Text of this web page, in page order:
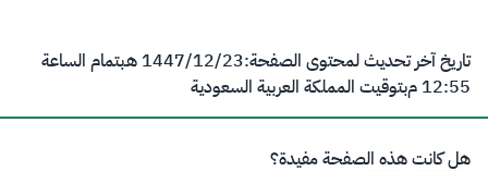
تاريخ آخر تحديث لمحتوى الصفحة:23‏/12‏/1447 هـ
بتمام الساعة
12:55 م
بتوقيت المملكة العربية السعودية
هل كانت هذه الصفحة مفيدة؟